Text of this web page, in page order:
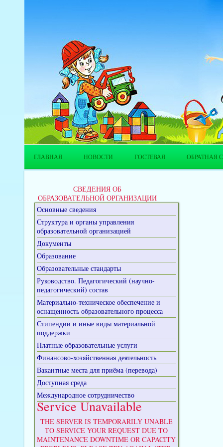
ГЛАВНАЯ НОВОСТИ ГОСТЕВАЯ ОБРАТНАЯ
СВЕДЕНИЯ ОБ
ОБРАЗОВАТЕЛЬНОЙ ОРГАНИЗАЦИИ
Основные сведения
Структура и органы управления
образовательной организацией
Документы
Образование
Образовательные стандарты
Руководство. Педагогический (научно-
педагогический) состав
Материально-техническое обеспечение и
оснащенность образовательного процесса
Стипендии и иные виды материальной
поддержки
Платные образовательные услуги
Финансово-хозяйственная деятельность
Вакантные места для приёма (перевода)
Доступная среда
Международное сотрудничество
Service Unavailable
THE SERVER IS TEMPORARILY UNABLE
TO SERVICE YOUR REQUEST DUE TO
MAINTENANCE DOWNTIME OR CAPACITY